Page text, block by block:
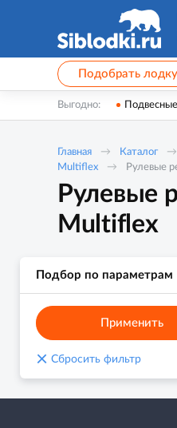
Подобрать лодку
Выгодно:
Главная Каталог
Multiflex
Рулевые
Рулевые
Multiflex
Подбор по параметрам
Применить
× Сбросить фильтр